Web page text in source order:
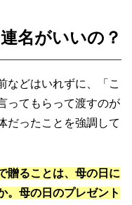
名がいいの？
などはいれずに、「こ
ってもらって渡すのが
だったことを強調して
贈ることは、母の日に
。母の日のプレゼント